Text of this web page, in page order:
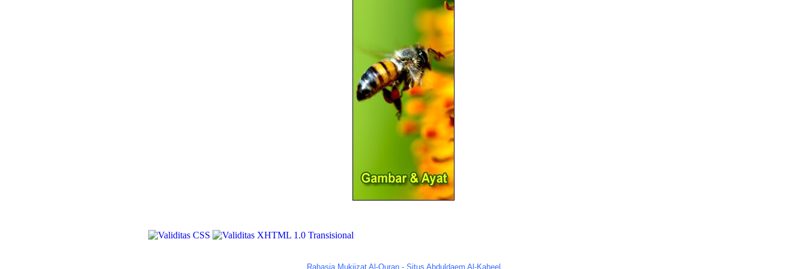
Rahasia Mukjizat Al-Quran - Situs Abduldaem Al-Kaheel